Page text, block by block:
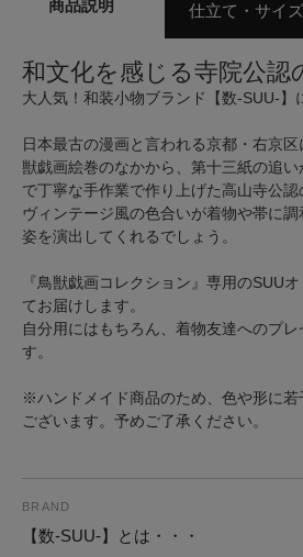
商品説明 仕立て・サイズ
和文化を感じる寺院公認
大人気！和装小物ブランド【数-SUU-】
日本最古の漫画と言われる京都・右京
獣戯画絵巻のなかから、第十三紙の追
で丁寧な手作業で作り上げた高山寺公認
ヴィンテージ風の色合いが着物や帯に
姿を演出してくれるでしょう。
『鳥獣戯画コレクション』専用のSUU
てお届けします。
自分用にはもちろん、着物友達へのプ
す。
※ハンドメイド商品のため、色や形に
ございます。予めご了承ください。
BRAND
【数-SUU-】とは・・・